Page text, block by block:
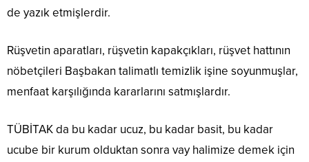
de yazık etmişlerdir.
Rüşvetin aparatları, rüşvetin kapakçıkları, rüşvet hattının
nöbetçileri Başbakan talimatlı temizlik işine soyunmuşlar,
menfaat karşılığında kararlarını satmışlardır.
TÜBİTAK da bu kadar ucuz, bu kadar basit, bu kadar
ucube bir kurum olduktan sonra vay halimize demek için